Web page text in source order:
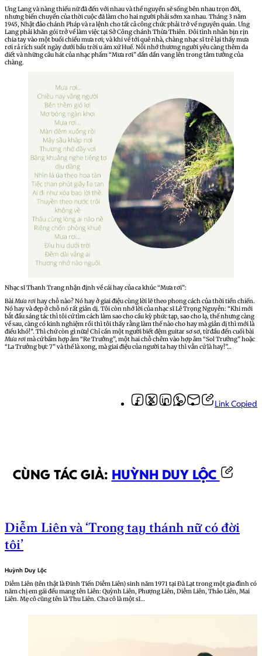
Ưng Lang và nàng thiếu nữ đã đến với nhau và thề nguyền sẽ sống bên nhau trọn đời,
nhưng biến chuyển của thời cuộc đã làm cho hai người phải sớm xa nhau. Tháng 3 năm
1945, Nhật đảo chánh Pháp và ra lệnh cho tất cả công chức phải trở về nguyên quán. Ưng
Lang phải khăn gói trở về làm việc tại Sở Công chánh Thừa Thiên. Đôi tình nhân bịn rịn
chia tay vào một buổi chiều mưa rơi; và khi về tới quê nhà, chàng nhạc sĩ trẻ lại thấy mưa
rơi rả rích suốt ngày dưới bầu trời u ám xứ Huế. Nỗi nhớ thương người yêu càng thêm da
diết và những câu hát của nhạc phẩm “Mưa rơi” dần dần vang lên trong tâm tưởng của
chàng.
Nhạc sĩ Thanh Trang nhận định về cái hay của ca khúc “Mưa rơi”:
BàiMưa rơihay chỗ nào? Nó hay ở giai điệu cùng lời lẽ theo phong cách của thời tiền chiến.
Nó hay và đẹp ở chỗ nó rất giản dị. Tôi còn nhớ lời của nhạc sĩ Lê Trọng Nguyễn: “Khi mới
bắt đầu sáng tác thì tôi cứ tìm cách làm sao cho cầu kỳ phức tạp, sao cho lạ, thế nhưng càng
về sau, càng có kinh nghiệm rồi thì tôi thấy rằng làm thế nào cho hay mà giản dị thì mới là
điều khó!”. Thì chứ còn gì nữa! Chỉ cần một người biết đệm guitar sơ sơ, từ đầu đến cuối bài
Mưa rơimà cứ bấm hợp âm “Re Trưởng”, một hai chỗ chêm vào hợp âm “Sol Trưởng” hoặc
“La Trưởng bực 7” và thế là xong, mà giai điệu của người ta hay thì vẫn cứ là hay!”…
Link Copied
CÙNG TÁC GIẢ: HUỲNH DUY LỘC
Diễm Liên và ‘Trong tay thánh nữ có đời
tôi’
Huỳnh Duy Lộc
Diễm Liên (tên thật là Đinh Tiến Diễm Liên) sinh năm 1971 tại Đà Lạt trong một gia đình có
năm chị em gái đều mang tên Liên: Quỳnh Liên, Phượng Liên, Diễm Liên, Thảo Liên, Mai
Liên. Mẹ cô cũng tên là Thu Liên. Cha cô là một sĩ…